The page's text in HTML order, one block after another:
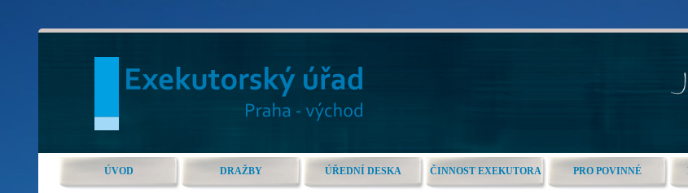
ÚVOD DRAŽBY ÚŘEDNÍ DESKA ČINNOST EXEKUTORA PRO POVINNÉ